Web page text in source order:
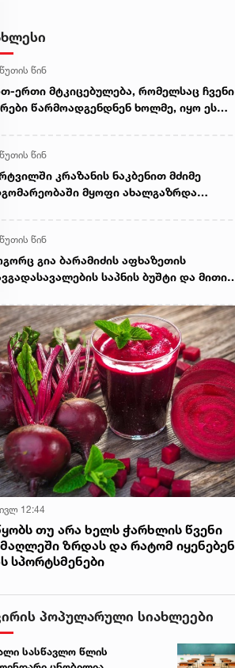
წინ
ერთი მტკიცებულება, რომელსაც ჩვენი
წარმოადგენდნენ ხოლმე, იყო ეს
მომენტები, რომელზედაც
არაფრით არ შეიძლებოდა -
შარმანაშვილი
წინ
კრაზანის ნაკბენით მძიმე
მყოფი ახალგაზრდა
წინ
გია ბარამიძის აფხაზეთის
საპნის ბუშტი და მითი
ვითომ რუსეთთან მებრძოლის
ისევე როგორც ცოტა ხანში ვიხილავთ
ვითომ "ანტირუსების" მითების და
გასკდომის სერიას - ზაალ
12:44
თუ არა ხელს ჭარხლის წვენი
ზრდას და რატომ იყენებენ
სპორტსმენები
პოპულარული სიახლეები
სასწავლო წლის